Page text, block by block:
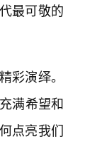
最可敬的
彩演绎。
满希望和
点亮我们